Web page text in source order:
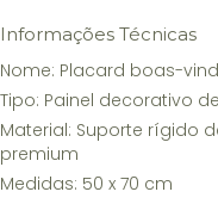
Informações Técnicas
Nome: Placard boas-
Tipo: Painel decorativo
Material: Suporte rígido
premium
Medidas: 50 x 70 cm